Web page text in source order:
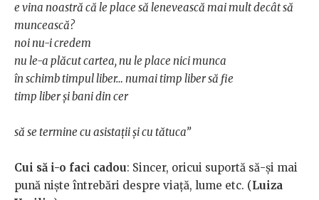
e vina noastră că le place să lenevească mai mult decât să
muncească?
noi nu-i credem
nu le-a plăcut cartea, nu le place nici munca
în schimb timpul liber… numai timp liber să fie
timp liber și bani din cer
să se termine cu asistații și cu tătuca”
Cui să i-o faci cadou: Sincer, oricui suportă să-și mai
pună niște întrebări despre viață, lume etc. (Luiza